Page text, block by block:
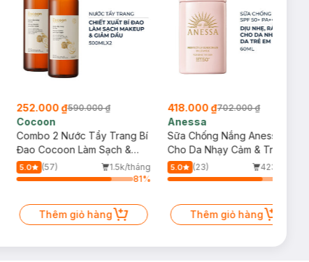
252.000 ₫590.000 ₫
Cocoon
Combo 2 Nước Tẩy Trang Bí
Đao Cocoon Làm Sạch &
Giảm Dầu 500ml
5.0 (57)
1.5k/tháng
81%
Thêm giỏ hàng
418.000 ₫702.000 ₫
Anessa
Sữa Chống Nắng Anessa
Cho Da Nhạy Cảm & Trẻ Em
60ml (Mới)
5.0 (23)
423/tháng
Thêm giỏ hàng